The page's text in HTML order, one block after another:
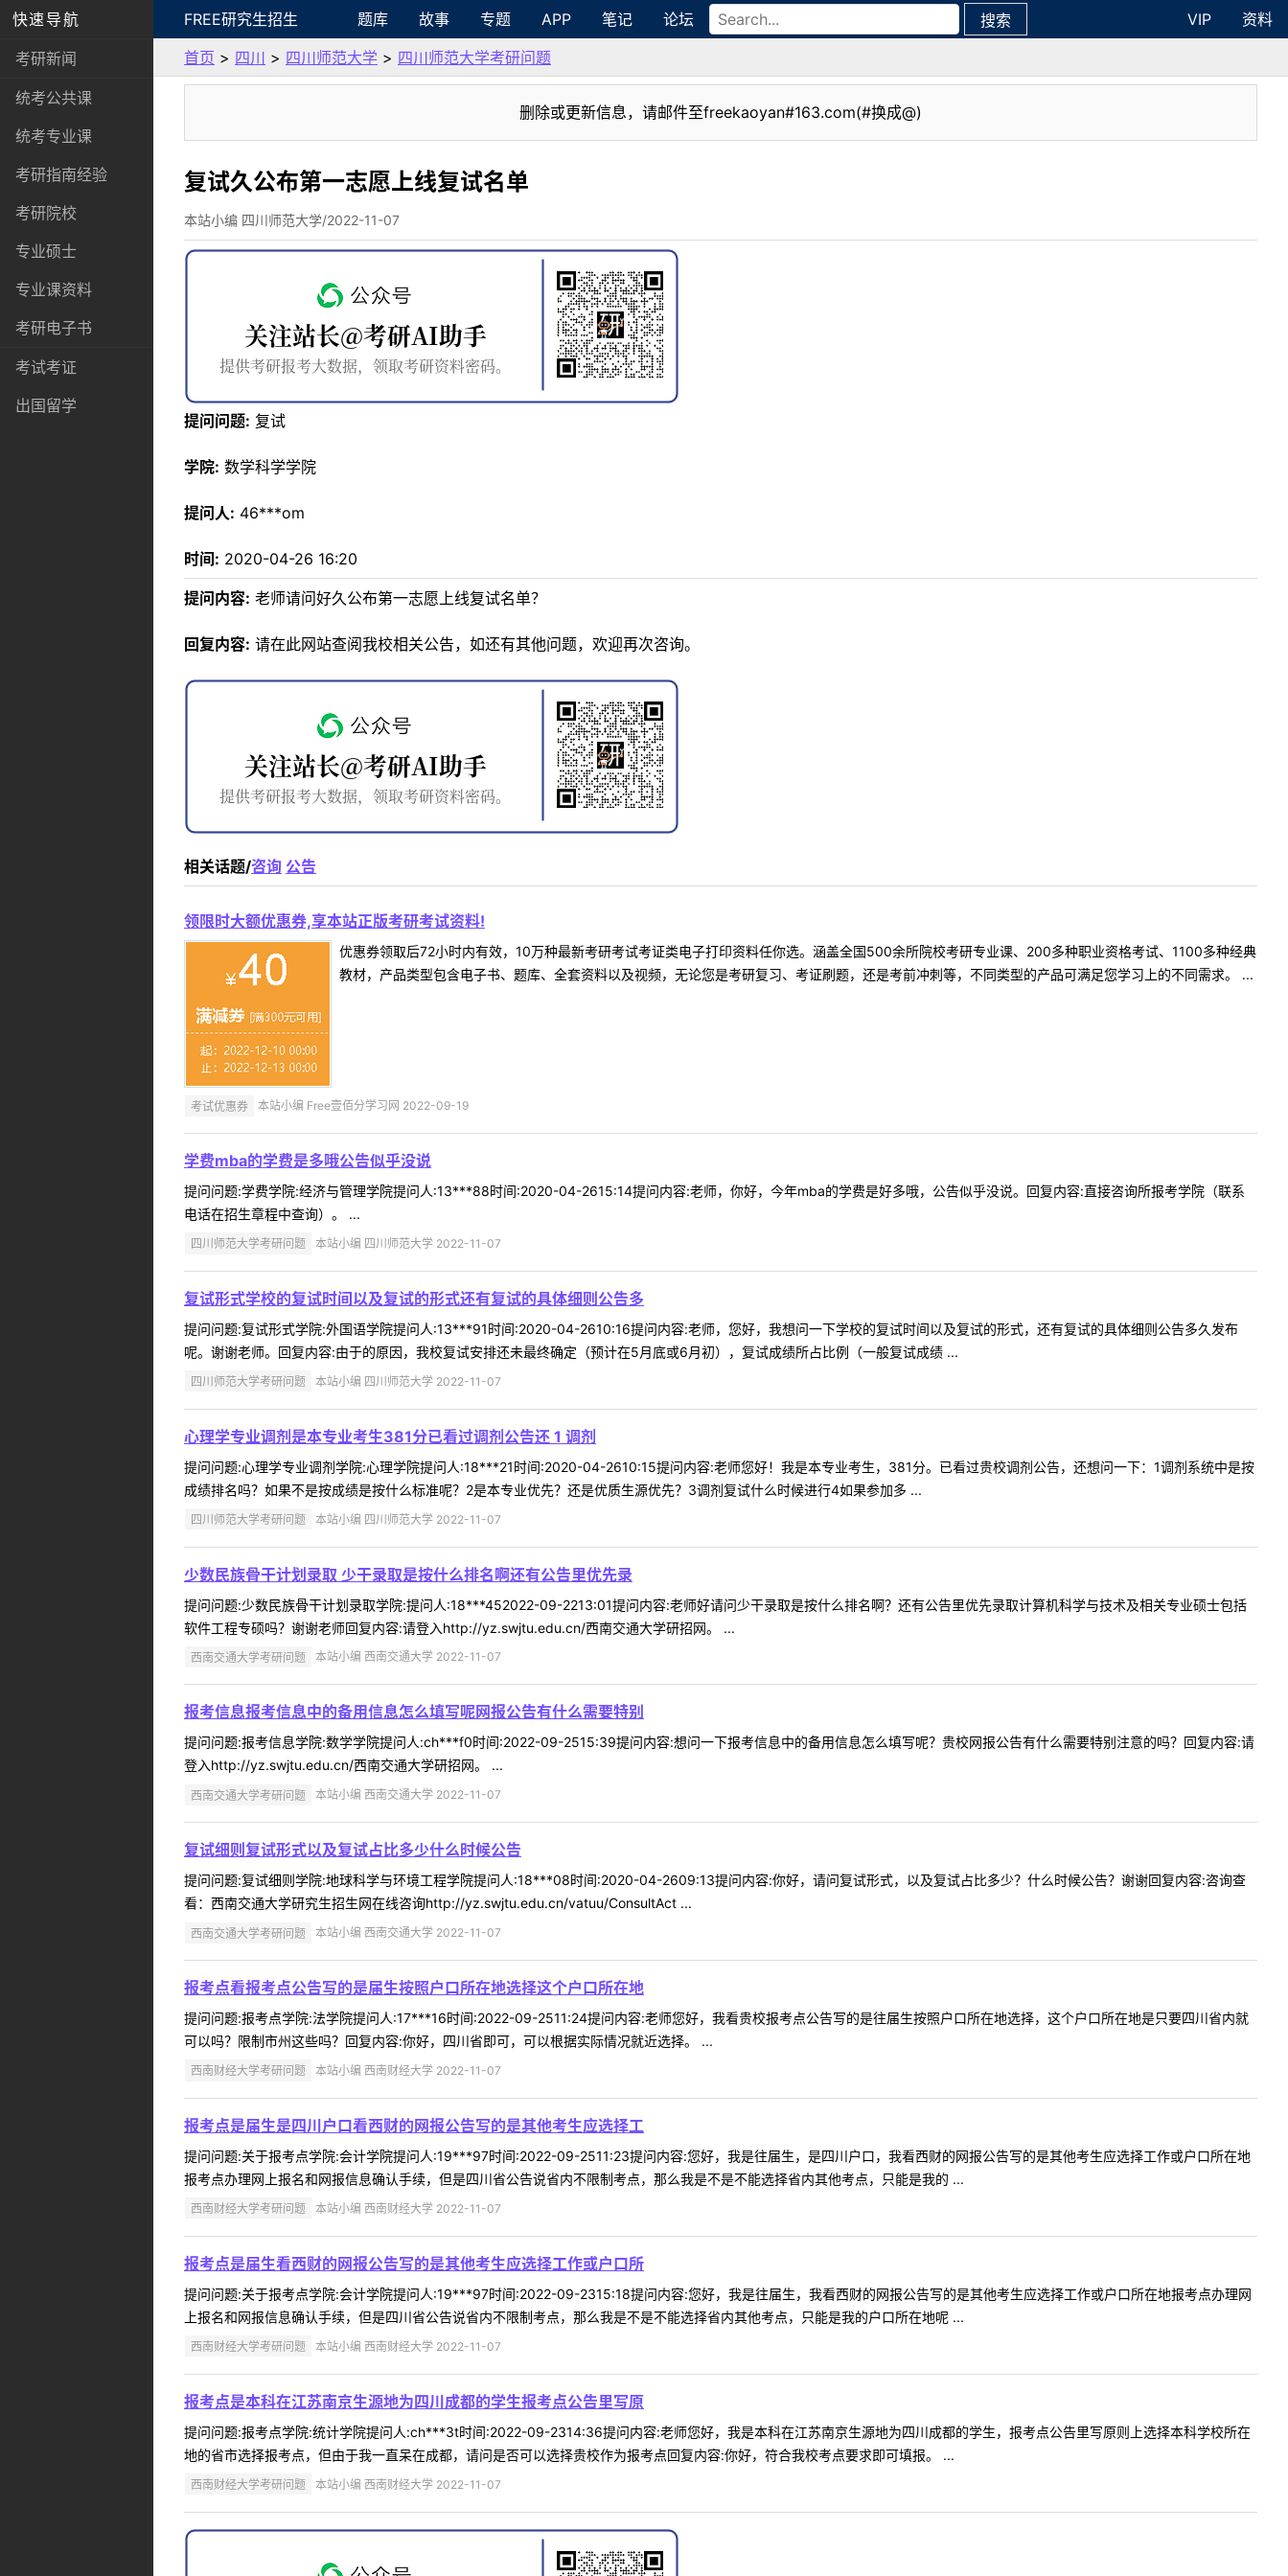
快速导航
考研新闻
统考公共课
统考专业课
考研指南经验
考研院校
专业硕士
专业课资料
考研电子书
考试考证
出国留学
FREE研究生招生 题库 故事 专题 APP 笔记 论坛 搜索 VIP
资料
首页 > 四川 > 四川师范大学 > 四川师范大学考研问题
删除或更新信息，请邮件至freekaoyan#163.com(#换成@)
复试久公布第一志愿上线复试名单
本站小编 四川师范大学/2022-11-07
提问问题: 复试
学院: 数学科学学院
提问人: 46***om
时间: 2020-04-26 16:20
提问内容: 老师请问好久公布第一志愿上线复试名单？
回复内容: 请在此网站查阅我校相关公告，如还有其他问题，欢迎再次咨询。
相关话题/咨询 公告
领限时大额优惠券,享本站正版考研考试资料!
优惠券领取后72小时内有效，10万种最新考研考试考证类电子打印资料任你选。涵盖全国500余所院校考研专业课、200多种职业资格考试、1100多种经典
教材，产品类型包含电子书、题库、全套资料以及视频，无论您是考研复习、考证刷题，还是考前冲刺等，不同类型的产品可满足您学习上的不同需求。 ...
考试优惠券 本站小编 Free壹佰分学习网 2022-09-19
学费mba的学费是多哦公告似乎没说
提问问题:学费学院:经济与管理学院提问人:13***88时间:2020-04-2615:14提问内容:老师，你好，今年mba的学费是好多哦，公告似乎没说。回复内容:直接咨询所报考学院（联系
电话在招生章程中查询）。 ...
四川师范大学考研问题 本站小编 四川师范大学 2022-11-07
复试形式学校的复试时间以及复试的形式还有复试的具体细则公告多
提问问题:复试形式学院:外国语学院提问人:13***91时间:2020-04-2610:16提问内容:老师，您好，我想问一下学校的复试时间以及复试的形式，还有复试的具体细则公告多久发布
呢。谢谢老师。回复内容:由于的原因，我校复试安排还未最终确定（预计在5月底或6月初），复试成绩所占比例（一般复试成绩 ...
四川师范大学考研问题 本站小编 四川师范大学 2022-11-07
心理学专业调剂是本专业考生381分已看过调剂公告还 1 调剂
提问问题:心理学专业调剂学院:心理学院提问人:18***21时间:2020-04-2610:15提问内容:老师您好！我是本专业考生，381分。已看过贵校调剂公告，还想问一下：1调剂系统中是按
成绩排名吗？如果不是按成绩是按什么标准呢？2是本专业优先？还是优质生源优先？3调剂复试什么时候进行4如果参加多 ...
四川师范大学考研问题 本站小编 四川师范大学 2022-11-07
少数民族骨干计划录取 少干录取是按什么排名啊还有公告里优先录
提问问题:少数民族骨干计划录取学院:提问人:18***452022-09-2213:01提问内容:老师好请问少干录取是按什么排名啊？还有公告里优先录取计算机科学与技术及相关专业硕士包括
软件工程专硕吗？谢谢老师回复内容:请登入http://yz.swjtu.edu.cn/西南交通大学研招网。 ...
西南交通大学考研问题 本站小编 西南交通大学 2022-11-07
报考信息报考信息中的备用信息怎么填写呢网报公告有什么需要特别
提问问题:报考信息学院:数学学院提问人:ch***f0时间:2022-09-2515:39提问内容:想问一下报考信息中的备用信息怎么填写呢？贵校网报公告有什么需要特别注意的吗？回复内容:请
登入http://yz.swjtu.edu.cn/西南交通大学研招网。 ...
西南交通大学考研问题 本站小编 西南交通大学 2022-11-07
复试细则复试形式以及复试占比多少什么时候公告
提问问题:复试细则学院:地球科学与环境工程学院提问人:18***08时间:2020-04-2609:13提问内容:你好，请问复试形式，以及复试占比多少？什么时候公告？谢谢回复内容:咨询查
看：西南交通大学研究生招生网在线咨询http://yz.swjtu.edu.cn/vatuu/ConsultAct ...
西南交通大学考研问题 本站小编 西南交通大学 2022-11-07
报考点看报考点公告写的是届生按照户口所在地选择这个户口所在地
提问问题:报考点学院:法学院提问人:17***16时间:2022-09-2511:24提问内容:老师您好，我看贵校报考点公告写的是往届生按照户口所在地选择，这个户口所在地是只要四川省内就
可以吗？限制市州这些吗？回复内容:你好，四川省即可，可以根据实际情况就近选择。 ...
西南财经大学考研问题 本站小编 西南财经大学 2022-11-07
报考点是届生是四川户口看西财的网报公告写的是其他考生应选择工
提问问题:关于报考点学院:会计学院提问人:19***97时间:2022-09-2511:23提问内容:您好，我是往届生，是四川户口，我看西财的网报公告写的是其他考生应选择工作或户口所在地
报考点办理网上报名和网报信息确认手续，但是四川省公告说省内不限制考点，那么我是不是不能选择省内其他考点，只能是我的 ...
西南财经大学考研问题 本站小编 西南财经大学 2022-11-07
报考点是届生看西财的网报公告写的是其他考生应选择工作或户口所
提问问题:关于报考点学院:会计学院提问人:19***97时间:2022-09-2315:18提问内容:您好，我是往届生，我看西财的网报公告写的是其他考生应选择工作或户口所在地报考点办理网
上报名和网报信息确认手续，但是四川省公告说省内不限制考点，那么我是不是不能选择省内其他考点，只能是我的户口所在地呢 ...
西南财经大学考研问题 本站小编 西南财经大学 2022-11-07
报考点是本科在江苏南京生源地为四川成都的学生报考点公告里写原
提问问题:报考点学院:统计学院提问人:ch***3t时间:2022-09-2314:36提问内容:老师您好，我是本科在江苏南京生源地为四川成都的学生，报考点公告里写原则上选择本科学校所在
地的省市选择报考点，但由于我一直呆在成都，请问是否可以选择贵校作为报考点回复内容:你好，符合我校考点要求即可填报。 ...
西南财经大学考研问题 本站小编 西南财经大学 2022-11-07